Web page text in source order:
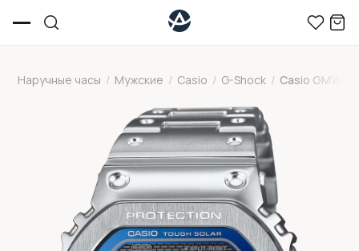
Наручные часы / Мужские / Casio / G-Shock / Casio GMW-